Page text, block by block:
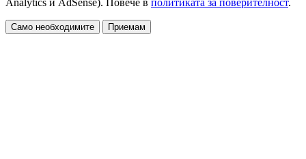
Само необходимите Приемам